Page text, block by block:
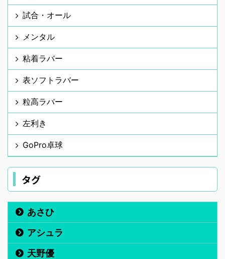
試合・オール
メンタル
粘着ラバー
表ソフトラバー
粒高ラバー
左利き
GoPro卓球
タグ
あさひ
アシュラ
天野優